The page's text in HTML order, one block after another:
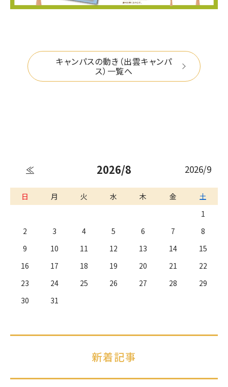
キャンパスの動き（出雲キャンパ
ス）一覧へ
≪ 2026/8 2026/9
日 月 火 水 木 金
土
1
2
3 4 5 6 7
8
9
10 11 12 13 14
15
16
17 18 19 20 21
22
23
24 25 26 27 28
29
30
31
新着記事